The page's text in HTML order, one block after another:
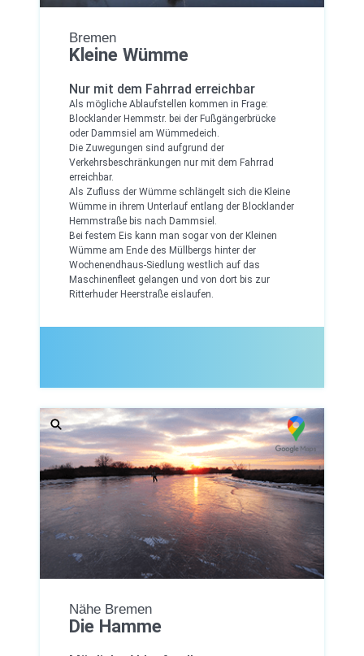
Bremen
Kleine Wümme
Nur mit dem Fahrrad erreichbar
Als mögliche Ablaufstellen kommen in Frage:
Blocklander Hemmstr. bei der Fußgängerbrücke
oder Dammsiel am Wümmedeich.
Die Zuwegungen sind aufgrund der
Verkehrsbeschränkungen nur mit dem Fahrrad
erreichbar.
Als Zufluss der Wümme schlängelt sich die Kleine
Wümme in ihrem Unterlauf entlang der Blocklander
Hemmstraße bis nach Dammsiel.
Bei festem Eis kann man sogar von der Kleinen
Wümme am Ende des Müllbergs hinter der
Wochenendhaus-Siedlung westlich auf das
Maschinenfleet gelangen und von dort bis zur
Ritterhuder Heerstraße eislaufen.
Nähe Bremen
Die Hamme